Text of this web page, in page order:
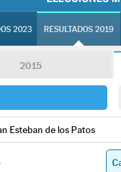
2023 RESULTADOS 2019
2015
Esteban de los Patos